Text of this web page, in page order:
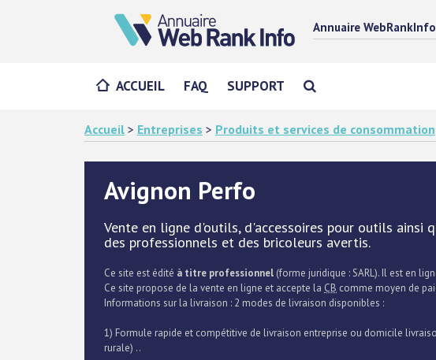
Annuaire WebRankInfo
ACCUEIL FAQ SUPPORT
Accueil > Entreprises > Produits et services de consommation
Avignon Perfo
Vente en ligne d'outils, d'accessoires pour outils ainsi
des professionnels et des bricoleurs avertis.
Ce site est édité à titre professionnel (forme juridique : SARL). Il est en
Ce site propose de la vente en ligne et accepte la CB comme moyen de
Informations sur la livraison : 2 modes de livraison disponibles :
1) Formule rapide et compétitive de livraison entreprise ou domicile
rurale) ..